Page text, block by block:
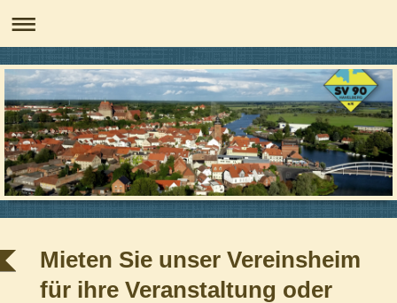
Mieten Sie unser Vereinsheim
für ihre Veranstaltung oder